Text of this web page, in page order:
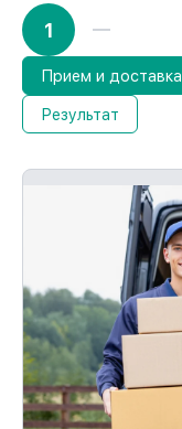
1
Прием и доставка
Результат